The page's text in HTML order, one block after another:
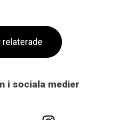
relaterade
i sociala medier